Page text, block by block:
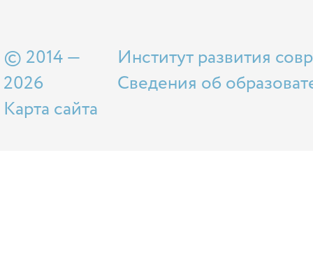
© 2014 —
2026
Карта сайта
Институт развития
Сведения об